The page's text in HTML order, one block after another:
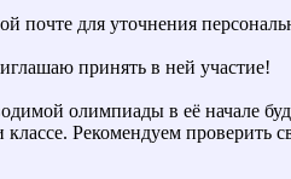
почте для уточнения
принять в ней участие!
олимпиады в её начале
Рекомендуем проверить